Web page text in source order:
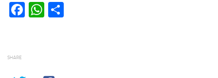
Facebook
WhatsApp
SHARE